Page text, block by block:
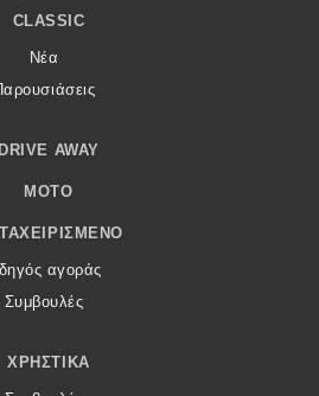
CLASSIC
Νέα
DRIVE AWAY
MOTO
αγοράς
Συμβουλές
ΧΡΗΣΤΙΚΆ